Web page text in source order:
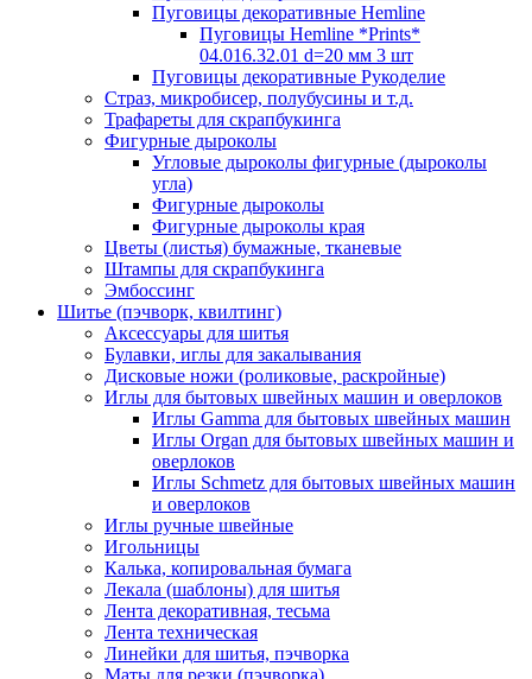
Пуговицы декоративные Hemline
Пуговицы Hemline *Prints*
04.016.32.01 d=20 мм 3 шт
Пуговицы декоративные Рукоделие
Страз, микробисер, полубусины и т.д.
Трафареты для скрапбукинга
Фигурные дыроколы
Угловые дыроколы фигурные (дыроколы
угла)
Фигурные дыроколы
Фигурные дыроколы края
Цветы (листья) бумажные, тканевые
Штампы для скрапбукинга
Эмбоссинг
Шитье (пэчворк, квилтинг)
Аксессуары для шитья
Булавки, иглы для закалывания
Дисковые ножи (роликовые, раскройные)
Иглы для бытовых швейных машин и оверлоков
Иглы Gamma для бытовых швейных машин
Иглы Organ для бытовых швейных машин и
оверлоков
Иглы Schmetz для бытовых швейных машин
и оверлоков
Иглы ручные швейные
Игольницы
Калька, копировальная бумага
Лекала (шаблоны) для шитья
Лента декоративная, тесьма
Лента техническая
Линейки для шитья, пэчворка
Маты для резки (пэчворка)